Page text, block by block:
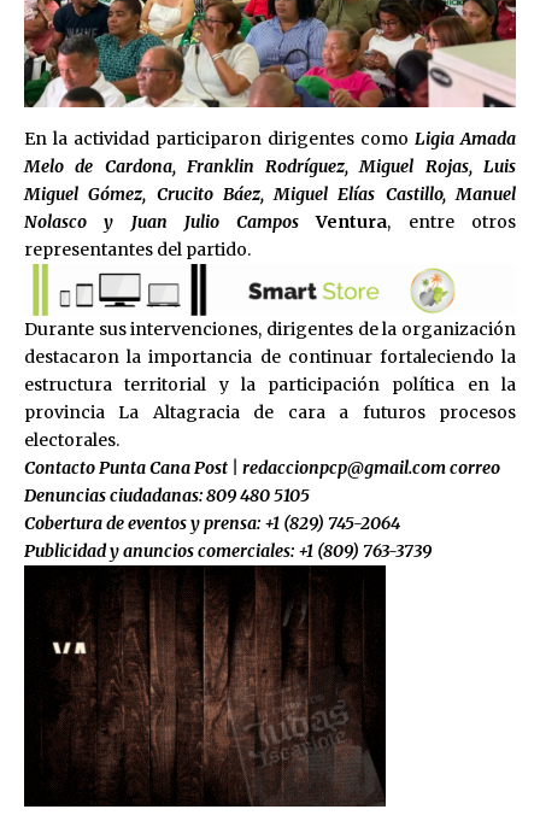
En la actividad participaron dirigentes como Ligia Amada
Melo de Cardona, Franklin Rodríguez, Miguel Rojas, Luis
Miguel Gómez, Crucito Báez, Miguel Elías Castillo, Manuel
Nolasco y Juan Julio Campos
Ventura, entre otros
representantes del partido.
Durante sus intervenciones, dirigentes de la organización
destacaron la importancia de continuar fortaleciendo la
estructura territorial y la participación política en la
provincia La Altagracia de cara a futuros procesos
electorales.
Contacto Punta Cana Post | redaccionpcp@gmail.com correo
Denuncias ciudadanas: 809 480 5105
Cobertura de eventos y prensa: +1 (829) 745-2064
Publicidad y anuncios comerciales: +1 (809) 763-3739